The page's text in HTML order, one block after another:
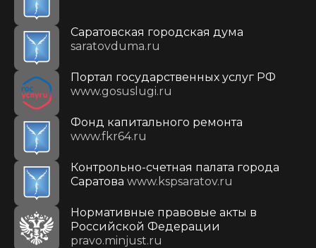
Саратовская городская дума
saratovduma.ru
Портал государственных услуг РФ
www.gosuslugi.ru
Фонд капитального ремонта
www.fkr64.ru
Контрольно-счетная палата города
Саратова www.kspsaratov.ru
Нормативные правовые акты в
Российской Федерации
pravo.minjust.ru